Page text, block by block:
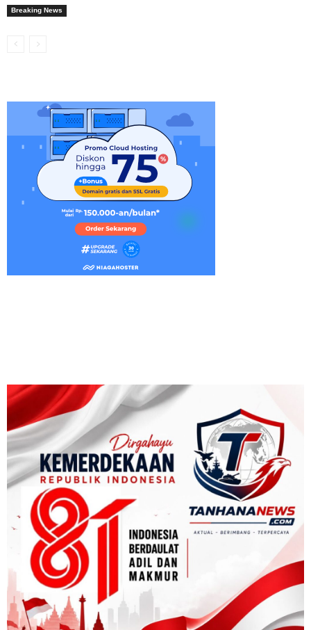
Breaking News